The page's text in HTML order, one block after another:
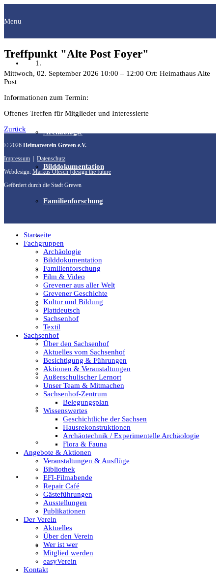
Menu
Fachgruppen
Archäologie
Bilddokumentation
Familienforschung
Film & Video
Grevener aus aller Welt
Grevener Geschichte
Kultur und Bildung
Plattdeutsch
Sachsenhof
Textil
Sachsenhof
Über den Sachsenhof
Aktuelles vom Sachsenhof
Treffpunkt "Alte Post Foyer"
Mittwoch, 02. September 2026 10:00 – 12:00 Ort: Heimathaus Alte
Post
Informationen zum Termin:
Offenes Treffen für Mitglieder und Interessierte
Zurück
© 2026 Heimatverein Greven e.V.
Impressum | Datenschutz
Webdesign: Markus Olesch | design the future
Gefördert durch die Stadt Greven
Startseite
Fachgruppen
Archäologie
Bilddokumentation
Familienforschung
Film & Video
Grevener aus aller Welt
Grevener Geschichte
Kultur und Bildung
Plattdeutsch
Sachsenhof
Textil
Sachsenhof
Über den Sachsenhof
Aktuelles vom Sachsenhof
Besichtigung & Führungen
Aktionen & Veranstaltungen
Außerschulischer Lernort
Unser Team & Mitmachen
Sachsenhof-Zentrum
Belegungsplan
Wissenswertes
Geschichtliche der Sachsen
Hausrekonstruktionen
Archäotechnik / Experimentelle Archäologie
Flora & Fauna
Angebote & Aktionen
Veranstaltungen & Ausflüge
Bibliothek
EFI-Filmabende
Repair Café
Gästeführungen
Ausstellungen
Publikationen
Der Verein
Aktuelles
Über den Verein
Wer ist wer
Mitglied werden
easyVerein
Kontakt